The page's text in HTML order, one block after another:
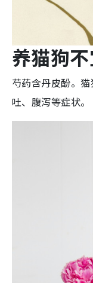
养猫狗
芍药含丹皮酚。
吐、腹泻等症状。